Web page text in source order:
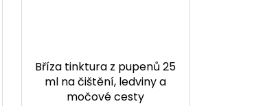
Bříza tinktura z pupenů 25
ml na čištění, ledviny a
močové cesty